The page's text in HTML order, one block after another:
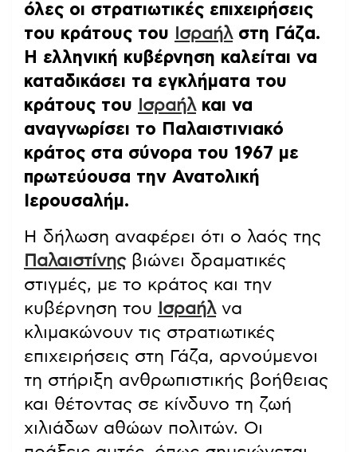
όλες οι στρατιωτικές επιχειρήσεις
του κράτους του
Ισραήλστη Γάζα.
Η ελληνική κυβέρνηση καλείται να
καταδικάσει τα εγκλήματα του
κράτους του
Ισραήλκαι να
αναγνωρίσει το Παλαιστινιακό
κράτος στα σύνορα του 1967 με
πρωτεύουσα την Ανατολική
Ιερουσαλήμ.
Η δήλωση αναφέρει ότι ο λαός της
Παλαιστίνηςβιώνει δραματικές
στιγμές, με το κράτος και την
κυβέρνηση του
Ισραήλνα
κλιμακώνουν τις στρατιωτικές
επιχειρήσεις στη Γάζα, αρνούμενοι
τη στήριξη ανθρωπιστικής βοήθειας
και θέτοντας σε κίνδυνο τη ζωή
χιλιάδων αθώων πολιτών. Οι